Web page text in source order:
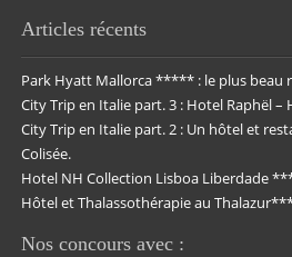
Articles récents
Park Hyatt Mallorca ***** : le plus beau
City Trip en Italie part. 3 : Hotel Raphël
City Trip en Italie part. 2 : Un hôtel et
Colisée.
Hotel NH Collection Lisboa Liberdade
Hôtel et Thalassothérapie au
Nos concours avec :